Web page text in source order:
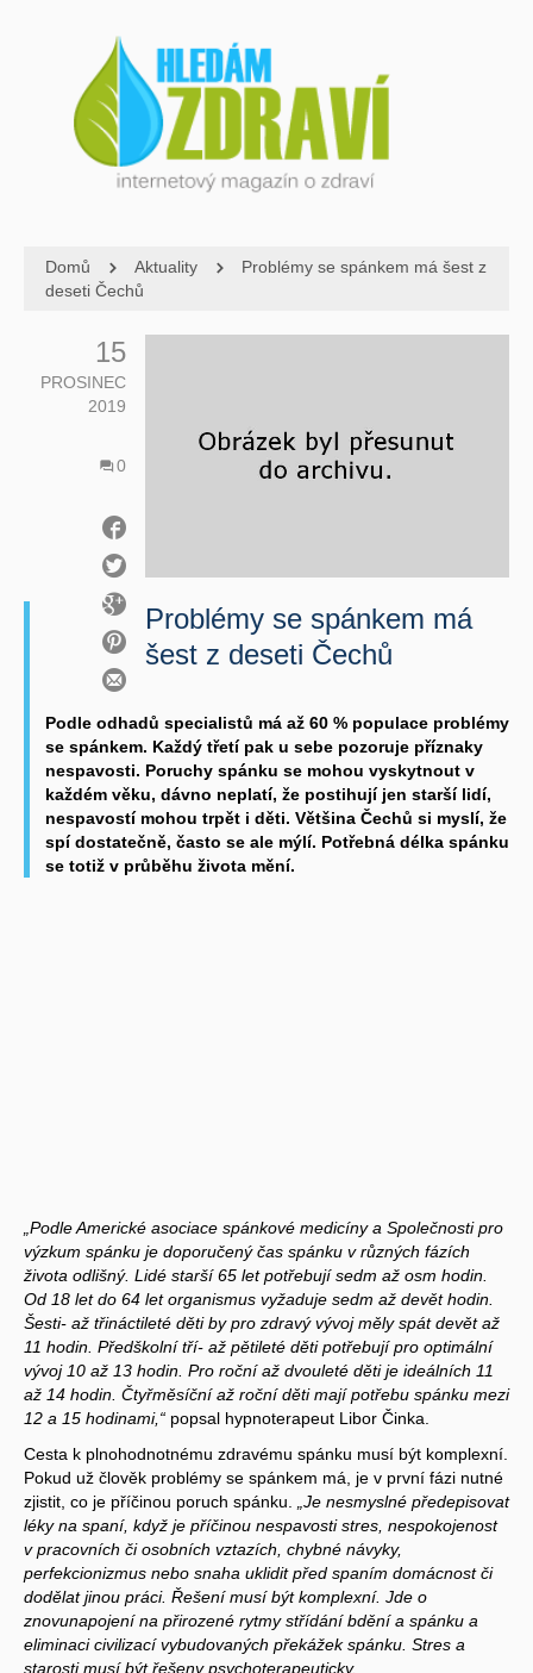
Domů Aktuality
Problémy se spánkem má šest z
deseti Čechů
15
PROSINEC
2019
0
Problémy se spánkem má
šest z deseti Čechů
Podle odhadů specialistů má až 60 % populace problémy
se spánkem. Každý třetí pak u sebe pozoruje příznaky
nespavosti. Poruchy spánku se mohou vyskytnout v
každém věku, dávno neplatí, že postihují jen starší lidí,
nespavostí mohou trpět i děti. Většina Čechů si myslí, že
spí dostatečně, často se ale mýlí. Potřebná délka spánku
se totiž v průběhu života mění.
„Podle Americké asociace spánkové medicíny a Společnosti pro
výzkum spánku je doporučený čas spánku v různých fázích
života odlišný. Lidé starší 65 let potřebují sedm až osm hodin.
Od 18 let do 64 let organismus vyžaduje sedm až devět hodin.
Šesti- až třináctileté děti by pro zdravý vývoj měly spát devět až
11 hodin. Předškolní tří- až pětileté děti potřebují pro optimální
vývoj 10 až 13 hodin. Pro roční až dvouleté děti je ideálních 11
až 14 hodin. Čtyřměsíční až roční děti mají potřebu spánku mezi
12 a 15 hodinami,“ popsal hypnoterapeut Libor Činka.
Cesta k plnohodnotnému zdravému spánku musí být komplexní.
Pokud už člověk problémy se spánkem má, je v první fázi nutné
zjistit, co je příčinou poruch spánku.
„Je nesmyslné předepisovat
léky na spaní, když je příčinou nespavosti stres, nespokojenost
v pracovních či osobních vztazích, chybné návyky,
perfekcionizmus nebo snaha uklidit před spaním domácnost či
dodělat jinou práci. Řešení musí být komplexní. Jde o
znovunapojení na přirozené rytmy střídání bdění a spánku a
eliminaci civilizací vybudovaných překážek spánku. Stres a
starosti musí být řešeny psychoterapeuticky,